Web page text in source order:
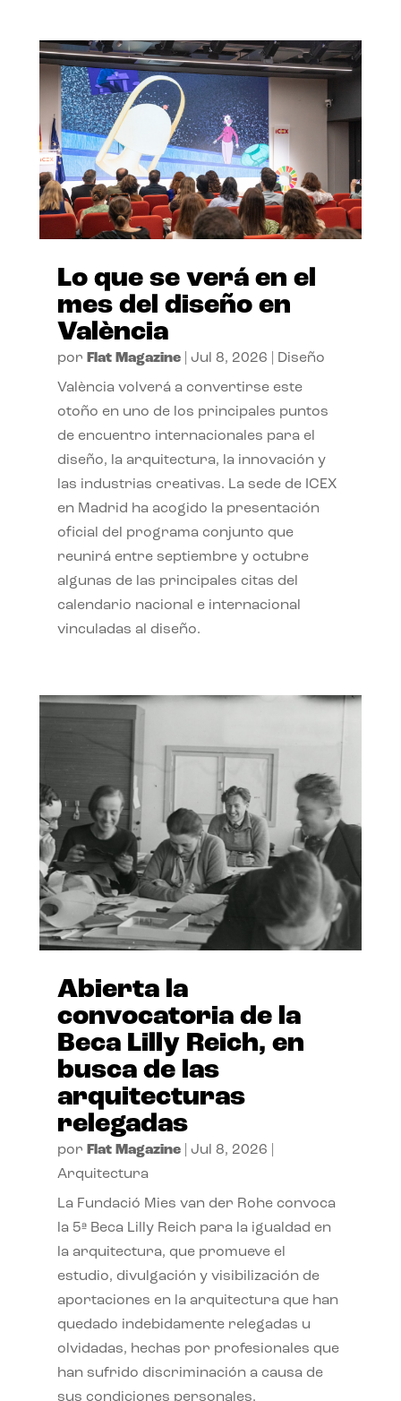
Lo que se verá en el
mes del diseño en
València
por Flat Magazine| Jul 8, 2026 Diseño
València volverá a convertirse este
otoño en uno de los principales puntos
de encuentro internacionales para el
diseño, la arquitectura, la innovación y
las industrias creativas. La sede de ICEX
en Madrid ha acogido la presentación
oficial del programa conjunto que
reunirá entre septiembre y octubre
algunas de las principales citas del
calendario nacional e internacional
vinculadas al diseño.
Abierta la
convocatoria de la
Beca Lilly Reich, en
busca de las
arquitecturas
relegadas
por Flat Magazine| Jul 8, 2026
Arquitectura
La Fundació Mies van der Rohe convoca
la 5ª Beca Lilly Reich para la igualdad en
la arquitectura, que promueve el
estudio, divulgación y visibilización de
aportaciones en la arquitectura que han
quedado indebidamente relegadas u
olvidadas, hechas por profesionales que
han sufrido discriminación a causa de
sus condiciones personales.